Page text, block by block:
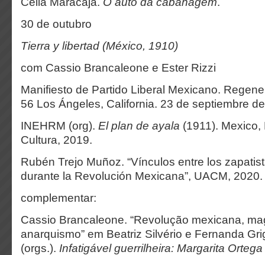
30 de outubro
Tierra y libertad (México, 1910)
com Cassio Brancaleone e Ester Rizzi
Manifiesto de Partido Liberal Mexicano.
56 Los Ángeles, California. 23 de septiembre
INEHRM (org). El plan de ayala (1911). Mexico,
Cultura, 2019.
Rubén Trejo Muñoz. “Vínculos entre los
durante la Revolución Mexicana”, UACM, 2020.
complementar:
Cassio Brancaleone. “Revolução mexicana,
anarquismo” em Beatriz Silvério e Fernanda
(orgs.). Infatigável guerrilheira: Margarita